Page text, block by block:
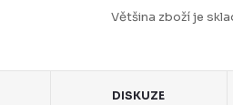
Většina zboží je
DISKUZE